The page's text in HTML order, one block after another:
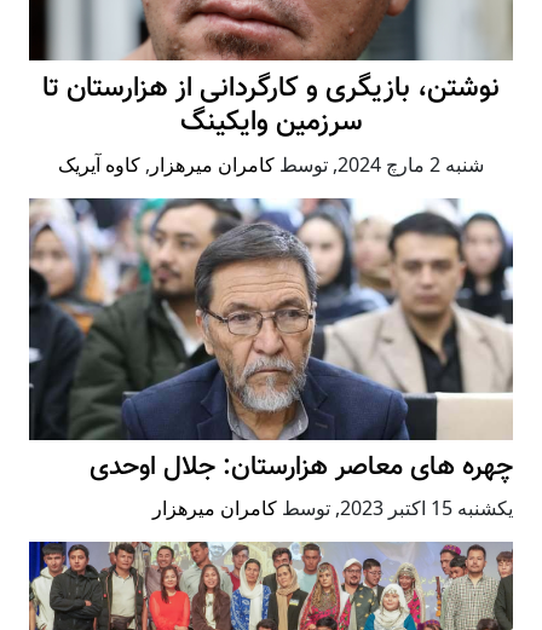
چهره های معاصر هزارستان: جلال اوحدی
يكشنبه 15 اكتبر 2023 , توسط کامران میرهزار
نوشتن، بازیگری و کارگردانی از هزارستان تا
سرزمین وایکینگ
شنبه 2 مارچ 2024 , توسط کامران میرهزار , کاوه آیریک